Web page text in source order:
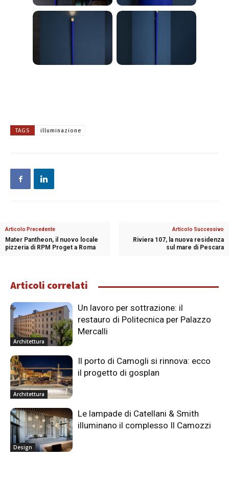
TAGS illuminazione
Articolo Precedente
Mater Pantheon, il nuovo locale
pizzeria di RPM Proget a Roma
Articolo Successivo
Riviera 107, la nuova residenza
sul mare di Pescara
Articoli correlati
Architettura
Un lavoro per sottrazione: il
restauro di Politecnica per Palazzo
Mercalli
Architettura
Il porto di Camogli si rinnova: ecco
il progetto di gosplan
Design
Le lampade di Catellani & Smith
illuminano il complesso Il Camozzi